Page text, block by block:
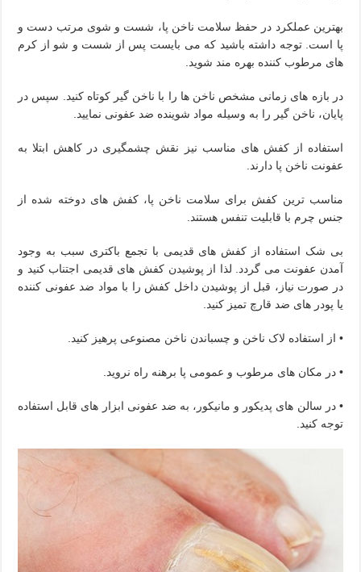
بهترین عملکرد در حفظ سلامت ناخن پا، شست و شوی مرتب دست و
پا است. توجه داشته باشید که می بایست پس از شست و شو از کرم
های مرطوب کننده بهره مند شوید.
در بازه های زمانی مشخص ناخن ها را با ناخن گیر کوتاه کنید. سپس در
پایان، ناخن گیر را به وسیله مواد شوینده ضد عفونی نمایید.
استفاده از کفش های مناسب نیز نقش چشمگیری در کاهش ابتلا به
عفونت ناخن پا دارند.
مناسب ترین کفش برای سلامت ناخن پا، کفش های دوخته شده از
جنس چرم با قابلیت تنفس هستند.
بی شک استفاده از کفش های قدیمی با تجمع باکتری سبب به وجود
آمدن عفونت می گردد. لذا از پوشیدن کفش های قدیمی اجتناب کنید و
در صورت نیاز، قبل از پوشیدن داخل کفش را با مواد ضد عفونی کننده
یا پودر های ضد قارچ تمیز کنید.
• از استفاده لاک ناخن و چسباندن ناخن مصنوعی پرهیز کنید.
• در مکان های مرطوب و عمومی پا برهنه راه نروید.
• در سالن های پدیکور و مانیکور، به ضد عفونی ابزار های قابل استفاده
توجه کنید.